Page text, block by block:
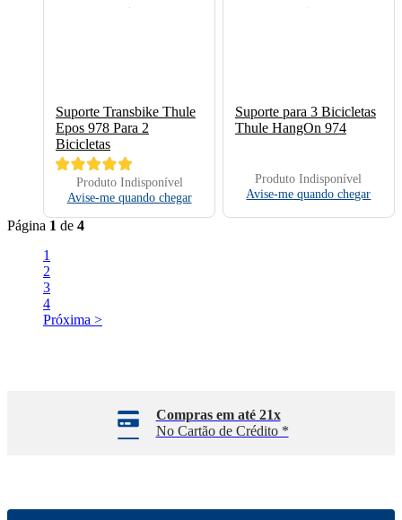
Suporte Transbike Thule
Epos 978 Para 2
Bicicletas
Produto Indisponível
Avise-me quando chegar
Suporte para 3 Bicicletas
Thule HangOn 974
Produto Indisponível
Avise-me quando chegar
Página 1 de 4
1
2
3
4
Próxima >
Compras em até 21x
No Cartão de Crédito *